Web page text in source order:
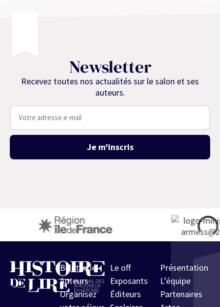
Newsletter
Recevez toutes nos actualités sur le salon et ses
auteurs.
Je m'inscris
Billetterie
Auteurs
Organisez
Le off
Exposants
Éditeurs
Présentation
L’équipe
Partenaires